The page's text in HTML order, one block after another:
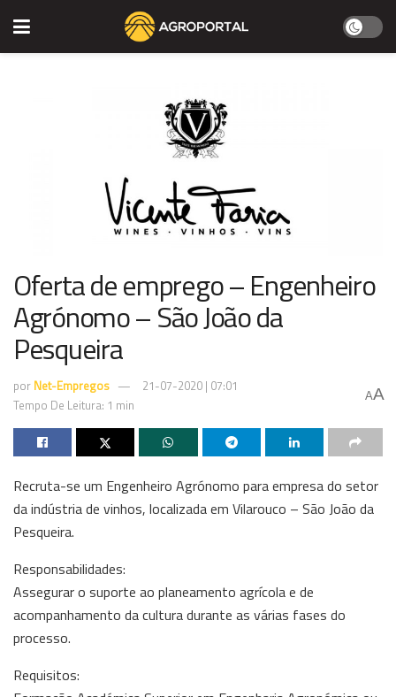
Oferta de emprego – Engenheiro
Agrónomo – São João da
Pesqueira
por Net-Empregos
21-07-2020 | 07:01
Tempo De Leitura: 1 min
AA
Recruta-se um Engenheiro Agrónomo para empresa do setor
da indústria de vinhos, localizada em Vilarouco – São João da
Pesqueira.
Responsabilidades:
Assegurar o suporte ao planeamento agrícola e de
acompanhamento da cultura durante as várias fases do
processo.
Requisitos: